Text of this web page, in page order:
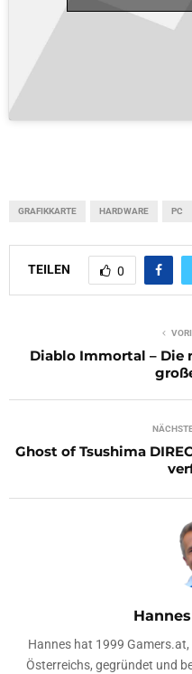
GRAFIKKARTE HARDWARE PC
TEILEN 0
Diablo Immortal – Die
Ghost of Tsushima
Hannes hat 1999
Österreichs, gegründet und